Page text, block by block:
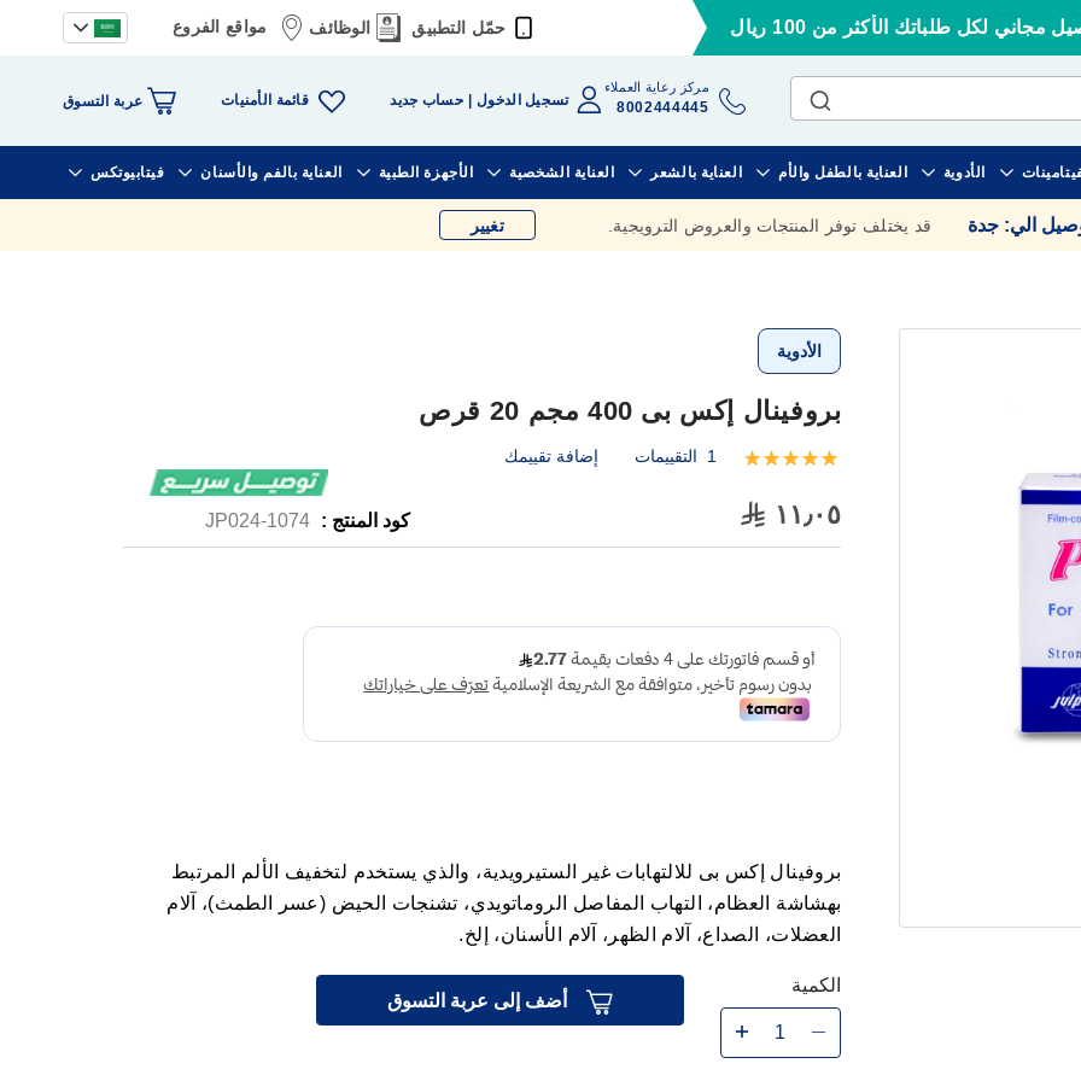
مجاني لكل طلباتك الأكثر من 100 ريال حمّل التطبيق الوظائف مواقع الفروع
مركز رعاية العملاء
8002444445 تسجيل الدخول حساب جديد قائمة الأمنيات عربة التسوق
الأدوية العناية بالطفل والأم العناية بالشعر العناية الشخصية الأجهزة الطبية العناية بالفم والأسنان فيتابيوتكس
الي: جدة قد يختلف توفر المنتجات والعروض الترويجية. تغيير
الأدوية
بروفينال إكس بى 400 مجم 20 قرص
تقييم:
1 التقييمات إضافة تقييمك
١١٫٠٥ كود المنتج : 1074-JP024
بروفينال إكس بى للالتهابات غير الستيرويدية، والذي يستخدم لتخفيف الألم المرتبط
بهشاشة العظام، التهاب المفاصل الروماتويدي، تشنجات الحيض (عسر الطمث)، آلام